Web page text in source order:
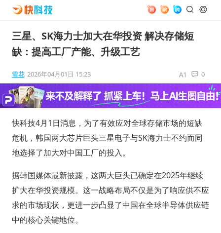
三星、SK海力士加大在华投资 解决存储短
缺：提高工厂产能、升级工艺
雪花 2026年04月01日 15:23 0
快科技4月1日消息，为了有效应对全球存储市场的短缺
危机，韩国两大芯片巨头三星电子与SK海力士不约而同
地选择了加大对中国工厂的投入。
据韩国媒体最新披露，这两大巨头已确定在2025年继续
扩大在华投资规模。这一战略布局不仅是为了响应供不应
求的市场现状，更进一步凸显了中国在全球半导体供应链
中的核心关键地位。